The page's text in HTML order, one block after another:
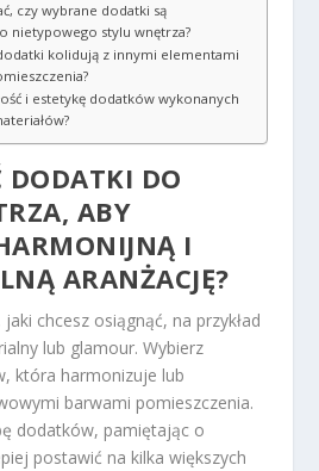
czy wybrane dodatki są
nietypowego stylu wnętrza?
kolidują z innymi elementami
i estetykę dodatków wykonanych
DODATKI DO
ABY
I
ARANŻACJĘ?
jaki chcesz osiągnąć, na przykład
lub glamour. Wybierz
która harmonizuje lub
barwami pomieszczenia.
dodatków, pamiętając o
postawić na kilka większych